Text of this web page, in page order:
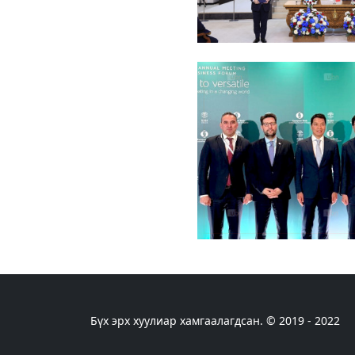
Бүх эрх хуулиар хамгаалагдсан. © 2019 - 2022